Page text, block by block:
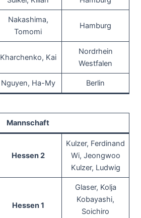
Nakashima,
Tomomi
Hamburg
Kharchenko, Kai
Nordrhein
Westfalen
Nguyen, Ha-My Berlin
Mannschaft
Hessen 2
Kulzer, Ferdinand
Wi, Jeongwoo
Kulzer, Ludwig
Hessen 1
Glaser, Kolja
Kobayashi,
Soichiro